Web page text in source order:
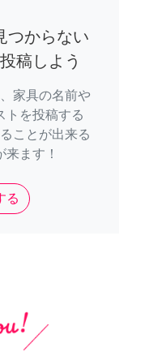
つからない
稿しよう
家具の名前や
トを投稿する
ことが出来る
ます！
る